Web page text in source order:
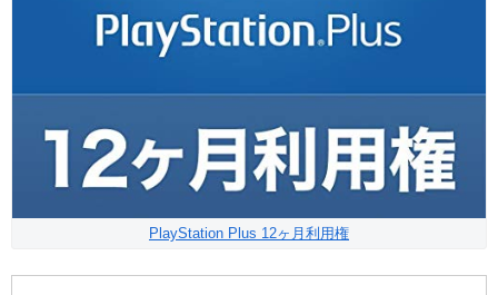
PlayStation Plus 12ヶ月利用権